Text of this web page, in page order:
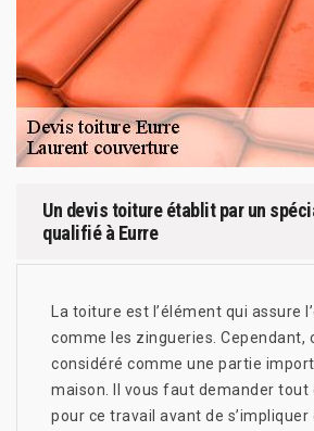
Un devis toiture établit par un
qualifié à Eurre
La toiture est l’élément qui assure
comme les zingueries. Cependant,
considéré comme une partie
maison. II vous faut demander tout
pour ce travail avant de s’impliquer